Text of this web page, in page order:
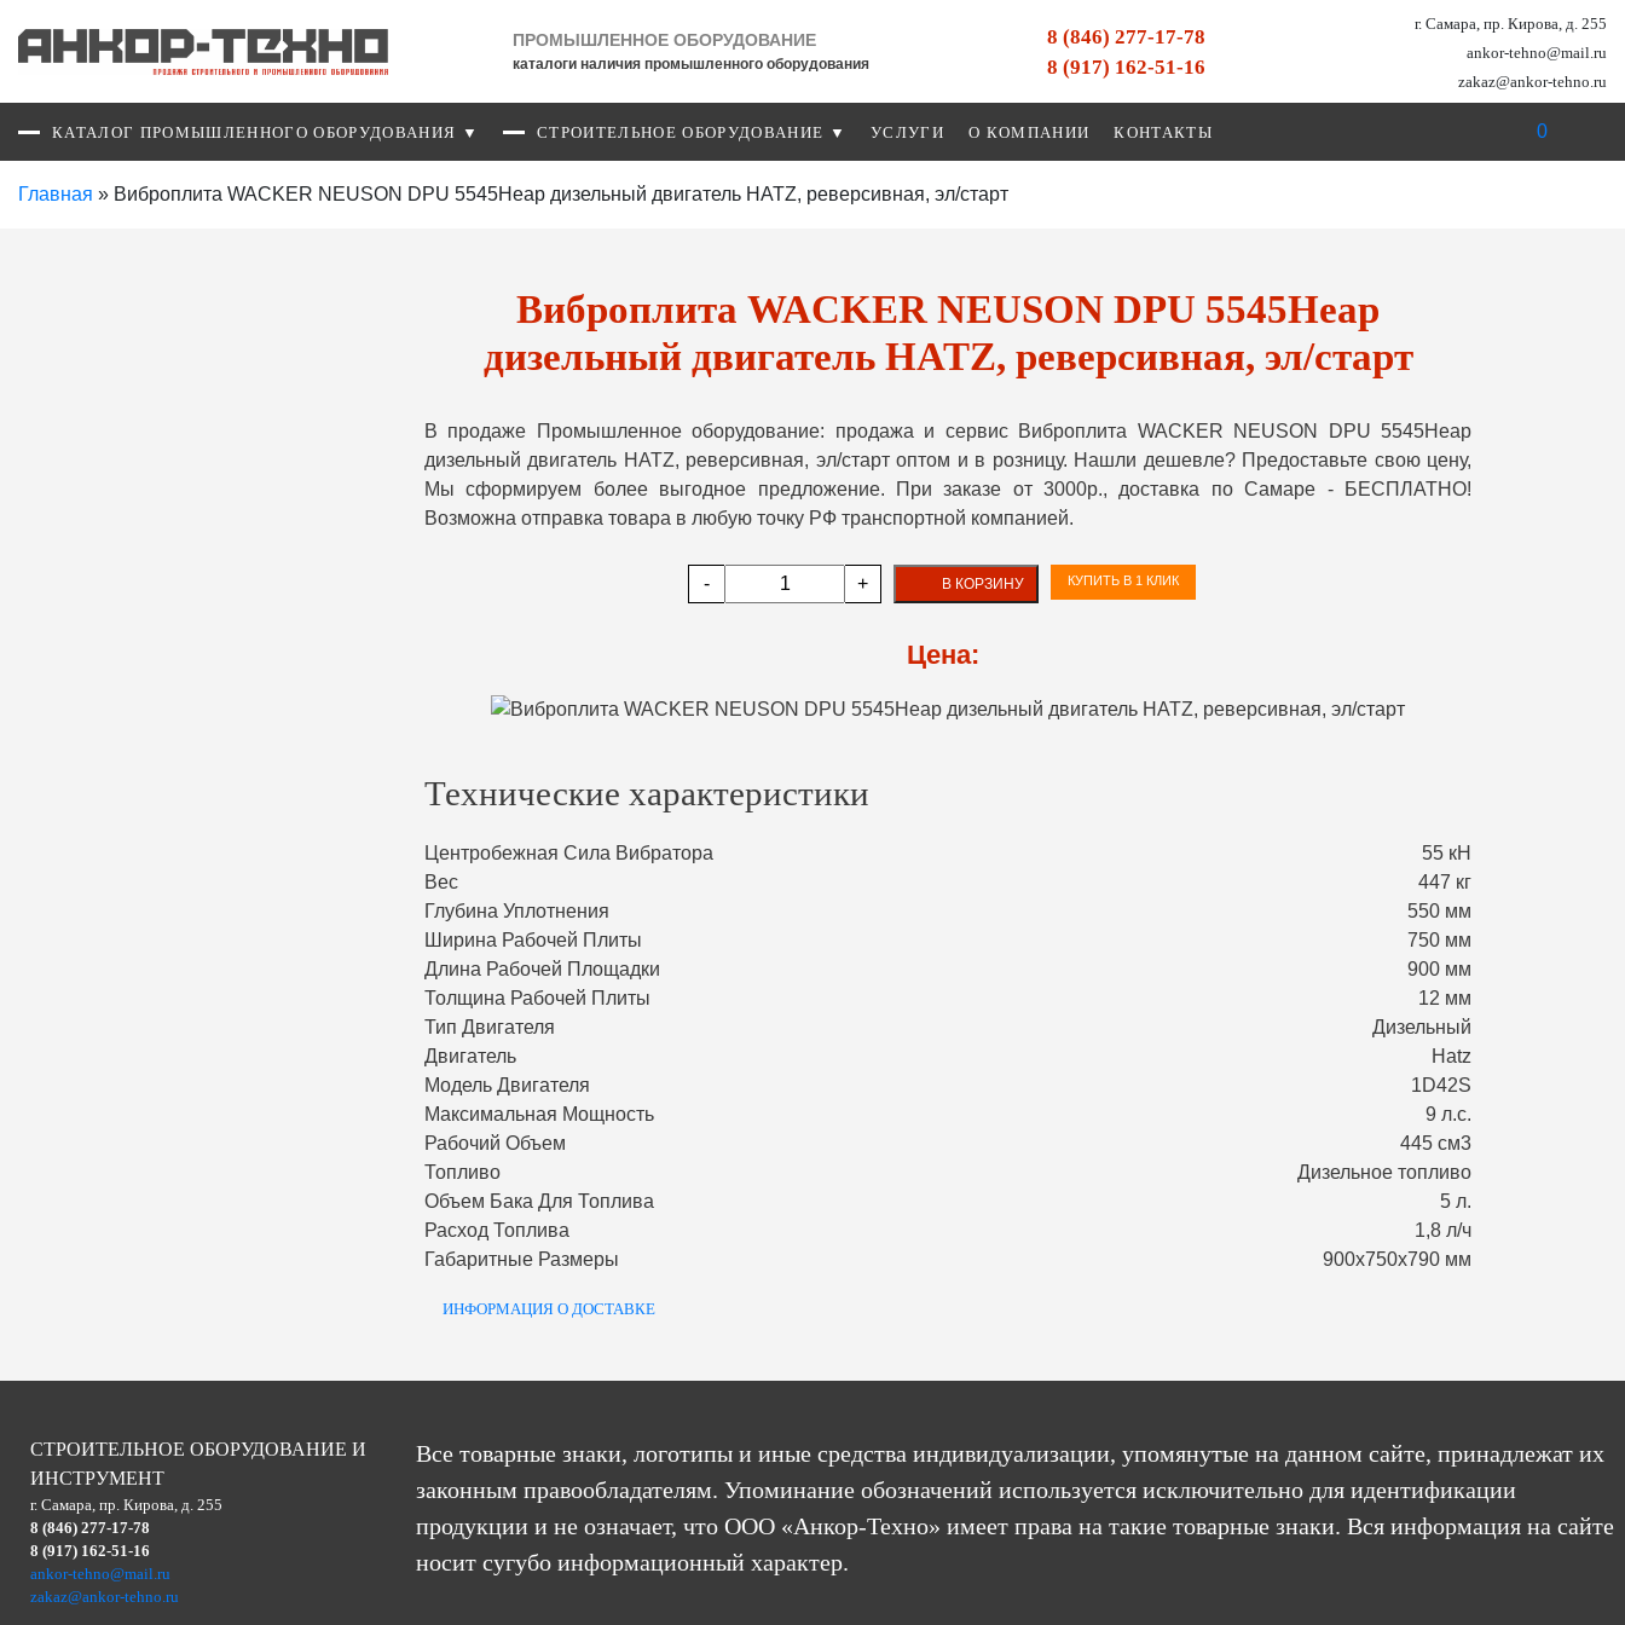
ПРОМЫШЛЕННОЕ ОБОРУДОВАНИЕ
каталоги наличия промышленного оборудования
8 (846) 277-17-78
8 (917) 162-51-16
г. Самара, пр. Кирова, д. 255
ankor-tehno@mail.ru
zakaz@ankor-tehno.ru
КАТАЛОГ ПРОМЫШЛЕННОГО ОБОРУДОВАНИЯ ▼ СТРОИТЕЛЬНОЕ ОБОРУДОВАНИЕ ▼ УСЛУГИ О КОМПАНИИ КОНТАКТЫ 0
Главная » Виброплита WACKER NEUSON DPU 5545Heap дизельный двигатель HATZ, реверсивная, эл/старт
Виброплита WACKER NEUSON DPU 5545Heap
дизельный двигатель HATZ, реверсивная, эл/старт
В продаже Промышленное оборудование: продажа и сервис Виброплита WACKER NEUSON DPU 5545Heap
дизельный двигатель HATZ, реверсивная, эл/старт оптом и в розницу. Нашли дешевле? Предоставьте свою цену,
Мы сформируем более выгодное предложение. При заказе от 3000р., доставка по Самаре - БЕСПЛАТНО!
Возможна отправка товара в любую точку РФ транспортной компанией.
- + В КОРЗИНУ КУПИТЬ В 1 КЛИК
Цена:
Технические характеристики
Центробежная Сила Вибратора
55 кН
Вес
447 кг
Глубина Уплотнения
550 мм
Ширина Рабочей Плиты
750 мм
Длина Рабочей Площадки
900 мм
Толщина Рабочей Плиты
12 мм
Тип Двигателя
Дизельный
Двигатель
Hatz
Модель Двигателя
1D42S
Максимальная Мощность
9 л.с.
Рабочий Объем
445 см3
Топливо
Дизельное топливо
Объем Бака Для Топлива
5 л.
Расход Топлива
1,8 л/ч
Габаритные Размеры
900х750х790 мм
ИНФОРМАЦИЯ О ДОСТАВКЕ
СТРОИТЕЛЬНОЕ ОБОРУДОВАНИЕ И
ИНСТРУМЕНТ
г. Самара, пр. Кирова, д. 255
8 (846) 277-17-78
8 (917) 162-51-16
ankor-tehno@mail.ru
zakaz@ankor-tehno.ru
Все товарные знаки, логотипы и иные средства индивидуализации, упомянутые на данном сайте, принадлежат их
законным правообладателям. Упоминание обозначений используется исключительно для идентификации
продукции и не означает, что ООО «Анкор-Техно» имеет права на такие товарные знаки. Вся информация на сайте
носит сугубо информационный характер.